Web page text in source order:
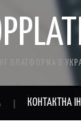
ПЛАТФОРМА В
КОНТАКТНА